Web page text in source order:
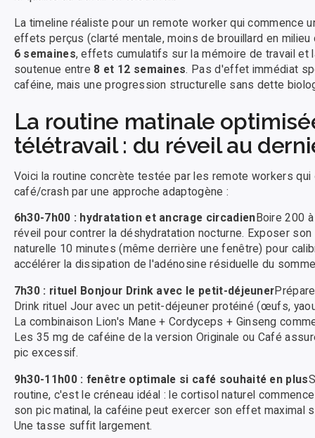
La timeline réaliste pour un remote worker qui commence
effets perçus (clarté mentale, moins de brouillard en
6 semaines, effets cumulatifs sur la mémoire de travail et
soutenue entre 8 et 12 semaines. Pas d'effet immédiat
caféine, mais une progression structurelle sans dette
La routine matinale
télétravail : du réveil au
Voici la routine concrète testée par les remote workers qui
café/crash par une approche adaptogène :
6h30-7h00 : hydratation et ancrage circadien Boire 200
réveil pour contrer la déshydratation nocturne. Exposer
naturelle 10 minutes (même derrière une fenêtre) pour
accélérer la dissipation de l'adénosine résiduelle du
7h30 : rituel Bonjour Drink avec le petit-déjeuner
Drink rituel Jour avec un petit-déjeuner protéiné (œufs,
La combinaison Lion's Mane + Cordyceps + Ginseng
Les 35 mg de caféine de la version Originale ou Café
pic excessif.
9h30-11h00 : fenêtre optimale si café souhaité en plus
routine, c'est le créneau idéal : le cortisol naturel
son pic matinal, la caféine peut exercer son effet maximal
Une tasse suffit largement.